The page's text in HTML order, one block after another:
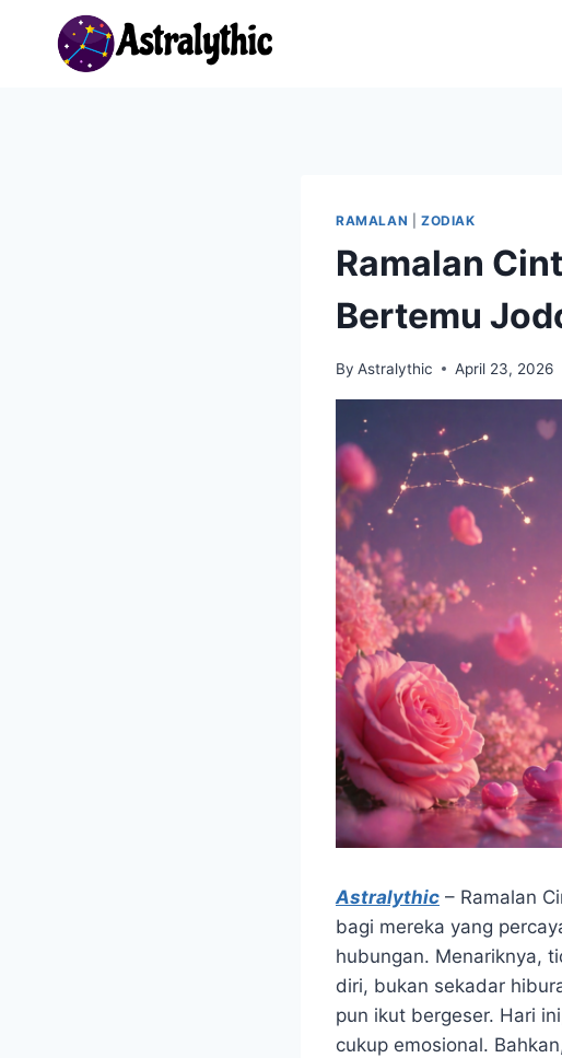
RAMALAN ZODIAK
Ramalan
Bertemu
By Astralythic April 23, 2026
Astralythic – Ramalan
bagi mereka yang
hubungan. Menariknya,
diri, bukan sekadar
pun ikut bergeser. Hari
cukup emosional.